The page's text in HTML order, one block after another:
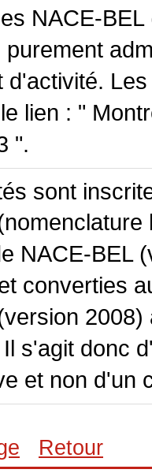
NACE-
d'activité.
lien : "
".
sont
NACE-BEL
converties
s'agit donc
et non d'un
Retour